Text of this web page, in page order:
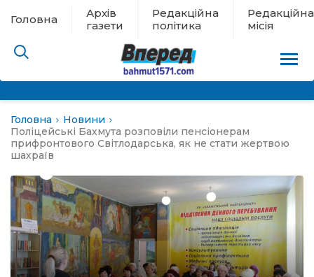
Головна
Архів
газети
Редакційна
політика
Редакційна
місія
евакуації
новини
Головна
Новини
Поліцейські Бахмута розповіли пенсіонерам
прифронтового Світлодарська, як не стати жертвою
шахраїв